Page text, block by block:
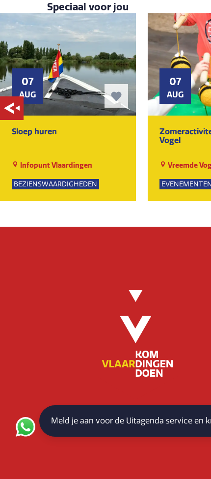
Speciaal voor jou
07
AUG
Sloep huren
Infopunt Vlaardingen
BEZIENSWAARDIGHEDEN
NATUUR
07
AUG
Vogel
Vreemde
SPEELTUIN
Meld je aan voor de Uitagenda service en